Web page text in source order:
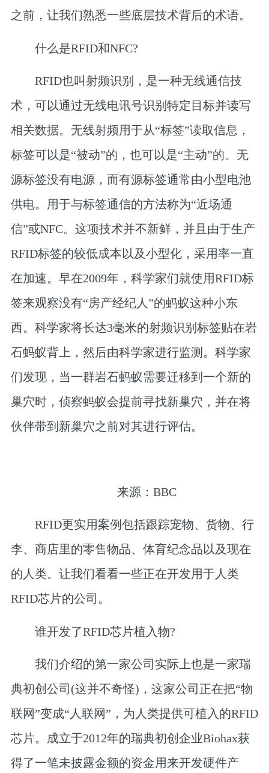
之前，让我们熟悉一些底层技术背后的术语。
什么是RFID和NFC?
RFID也叫射频识别，是一种无线通信技
术，可以通过无线电讯号识别特定目标并读写
相关数据。无线射频用于从“标签”读取信息，
标签可以是“被动”的，也可以是“主动”的。无
源标签没有电源，而有源标签通常由小型电池
供电。用于与标签通信的方法称为“近场通
信”或NFC。这项技术并不新鲜，并且由于生产
RFID标签的较低成本以及小型化，采用率一直
在加速。早在2009年，科学家们就使用RFID标
签来观察没有“房产经纪人”的蚂蚁这种小东
西。科学家将长达3毫米的射频识别标签贴在岩
石蚂蚁背上，然后由科学家进行监测。科学家
们发现，当一群岩石蚂蚁需要迁移到一个新的
巢穴时，侦察蚂蚁会提前寻找新巢穴，并在将
伙伴带到新巢穴之前对其进行评估。
来源：BBC
RFID更实用案例包括跟踪宠物、货物、行
李、商店里的零售物品、体育纪念品以及现在
的人类。让我们看看一些正在开发用于人类
RFID芯片的公司。
谁开发了RFID芯片植入物?
我们介绍的第一家公司实际上也是一家瑞
典初创公司(这并不奇怪)，这家公司正在把“物
联网”变成“人联网”，为人类提供可植入的RFID
芯片。成立于2012年的瑞典初创企业Biohax获
得了一笔未披露金额的资金用来开发硬件产